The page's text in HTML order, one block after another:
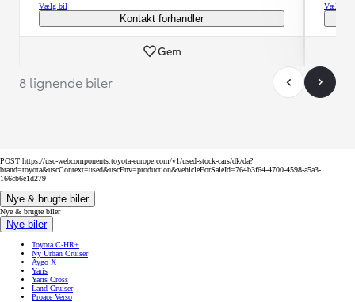
Vælg bil
Kontakt forhandler
Gem
Vælg bil
8 lignende biler
POST https://usc-webcomponents.toyota-europe.com/v1/used-stock-cars/dk/da?
brand=toyota&uscContext=used&uscEnv=production&vehicleForSaleId=764b3f64-4700-4598-a5a3-
166cb6e1d279
Nye & brugte biler
Nye & brugte biler
Nye biler
Toyota C-HR+
Ny Urban Cruiser
Aygo X
Yaris
Yaris Cross
Land Cruiser
Proace Verso